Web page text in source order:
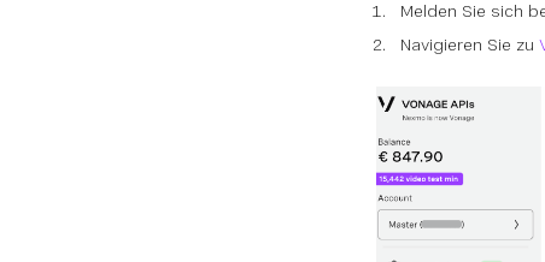
Melden Sie sich
Navigieren Sie zu